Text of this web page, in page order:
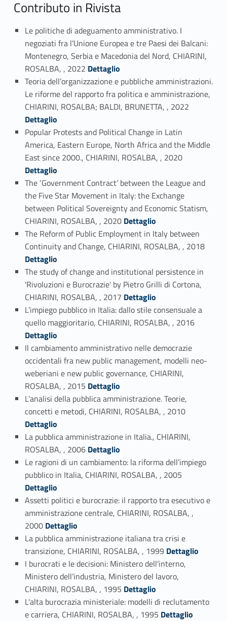
Contributo in Rivista
Le politiche di adeguamento amministrativo. I
negoziati fra l’Unione Europea e tre Paesi dei Balcani:
Montenegro, Serbia e Macedonia del Nord, CHIARINI,
ROSALBA, , 2022 Link identifier #identifier_person_74581-1Dettaglio
Teoria dell’organizzazione e pubbliche amministrazioni.
Le riforme del rapporto fra politica e amministrazione,
CHIARINI, ROSALBA; BALDI, BRUNETTA, , 2022
Dettaglio
Popular Protests and Political Change in Latin
America, Eastern Europe, North Africa and the Middle
East since 2000., CHIARINI, ROSALBA, , 2020
Dettaglio
The ‘Government Contract’ between the League and
the Five Star Movement in Italy: the Exchange
between Political Sovereignty and Economic Statism,
CHIARINI, ROSALBA, , 2020 Link identifier #identifier_person_72548-4Dettaglio
The Reform of Public Employment in Italy between
Continuity and Change, CHIARINI, ROSALBA, , 2018
Dettaglio
The study of change and institutional persistence in
'Rivoluzioni e Burocrazie' by Pietro Grilli di Cortona,
CHIARINI, ROSALBA, , 2017 Link identifier #identifier_person_182998-6Dettaglio
L’impiego pubblico in Italia: dallo stile consensuale a
quello maggioritario, CHIARINI, ROSALBA, , 2016
Dettaglio
Il cambiamento amministrativo nelle democrazie
occidentali fra new public management, modelli neo-
weberiani e new public governance, CHIARINI,
ROSALBA, , 2015 Link identifier #identifier_person_40479-8Dettaglio
L’analisi della pubblica amministrazione. Teorie,
concetti e metodi, CHIARINI, ROSALBA, , 2010Link identifier #identifier_person_113556-9
Dettaglio
La pubblica amministrazione in Italia., CHIARINI,
ROSALBA, , 2006 Link identifier #identifier_person_138355-10
Dettaglio
Le ragioni di un cambiamento: la riforma dell’impiego
pubblico in Italia, CHIARINI, ROSALBA, , 2005 Link identifier #identifier_person_141774-11
Dettaglio
Assetti politici e burocrazie: il rapporto tra esecutivo e
amministrazione centrale, CHIARINI, ROSALBA, ,
2000 Link identifier #identifier_person_76061-12
Dettaglio
La pubblica amministrazione italiana tra crisi e
transizione, CHIARINI, ROSALBA, , 1999 Link identifier #identifier_person_153473-13
Dettaglio
I burocrati e le decisioni: Ministero dell’interno,
Ministero dell’industria, Ministero del lavoro,
CHIARINI, ROSALBA, , 1995 Link identifier #identifier_person_23280-14
Dettaglio
L'alta burocrazia ministeriale: modelli di reclutamento
e carriera, CHIARINI, ROSALBA, , 1995 Link identifier #identifier_person_64382-15
Dettaglio